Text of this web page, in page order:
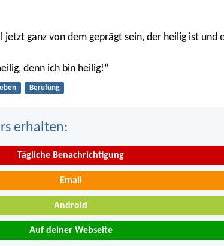
jetzt ganz von dem geprägt sein, der heilig ist und
denn ich bin heilig!“
Berufung
erhalten:
Tägliche Benachrichtigung
Email
Android
Auf deiner Webseite